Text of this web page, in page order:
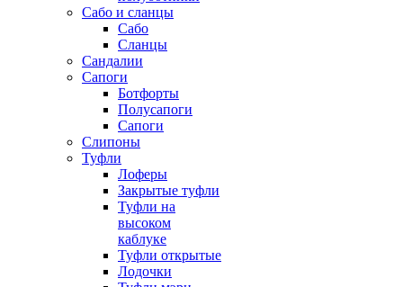
Сабо и сланцы
Сабо
Сланцы
Сандалии
Сапоги
Ботфорты
Полусапоги
Сапоги
Слипоны
Туфли
Лоферы
Закрытые туфли
Туфли на
высоком
каблуке
Туфли открытые
Лодочки